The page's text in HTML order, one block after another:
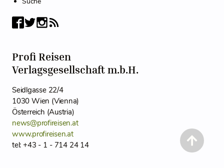
Profi Reisen
Verlagsgesellschaft m.b.H.
Seidlgasse 22/4
1030 Wien (Vienna)
Österreich (Austria)
news@profireisen.at
www.profireisen.at
tel: +43 - 1 - 714 24 14